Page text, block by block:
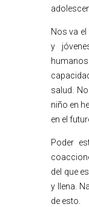
Nos va
y
salud.
niño en
en el
Poder
del que
y llena.
de esto.